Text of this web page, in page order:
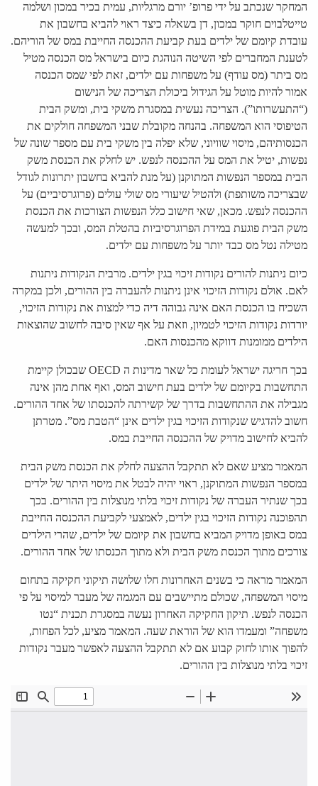
המחקר שנכתב על ידי פרופ’ יורם מרגליות, עמית בכיר במכון ושלמה
טייטלבוים חוקר במכון, דן בשאלה כיצד ראוי להביא בחשבון את
עובדת קיומם של ילדים בעת קביעת ההכנסה החייבת במס של הוריהם.
לטענת המחברים לפי השיטה הנוהגת כיום בישראל מס הכנסה מטיל
מס ביתר (מס עודף) על משפחות עם ילדים, זאת לפי שמס הכנסה
אמור להיות מוטל על הגידול ביכולת הצריכה של הנישום
(“התעשרותו”). הצריכה נעשית במסגרת משקי בית, ומשק הבית
הטיפוסי הוא המשפחה. בהנחה מקובלת שבני המשפחה חולקים את
הכנסותיהם, מיסוי שוויוני, שלא יפלה בין משקי בית עם מספר שונה של
נפשות, יטיל את המס על ההכנסה לנפש. יש לחלק את הכנסת משק
הבית במספר הנפשות המתוקנן (על מנת להביא בחשבון יתרונות לגודל
שבצריכה משותפת) ולהטיל שיעורי מס שולי עולים (פרוגרסיביים) על
ההכנסה לנפש. מכאן, שאי חישוב כלל הנפשות הצורכות את הכנסת
משק הבית פוגעת במידת הפרוגרסיביות בהטלת המס, ובכך למעשה
מטילה נטל מס כבד יותר על משפחות עם ילדים.
כיום ניתנות להורים נקודות זיכוי בגין ילדים. מרבית הנקודות ניתנות
לאם. אולם נקודות הזיכוי אינן ניתנות להעברה בין ההורים, ולכן במקרה
השכיח בו הכנסת האם אינה גבוהה דיה כדי למצות את נקודות הזיכוי,
יורדות נקודות הזיכוי לטמיון, וזאת על אף שאין סיבה לחשוב שהוצאות
הילדים ממומנות דווקא מהכנסות האם.
בכך חריגה ישראל לעומת כל שאר מדינות ה OECD שבכולן קיימת
התחשבות בקיומם של ילדים בעת חישוב המס, ואף אחת מהן אינה
מגבילה את ההתחשבות בדרך של קשירתה להכנסתו של אחד ההורים.
חשוב להדגיש שנקודות הזיכוי בגין ילדים אינן “הטבת מס”. מטרתן
להביא לחישוב מדויק של ההכנסה החייבת במס.
המאמר מציע שאם לא תתקבל ההצעה לחלק את הכנסת משק הבית
במספר הנפשות המתוקנן, ראוי יהיה לבטל את מיסוי היתר של ילדים
בכך שנתיר העברה של נקודות זיכוי בלתי מנוצלות בין ההורים. בכך
תהפוכנה נקודות הזיכוי בגין ילדים, לאמצעי לקביעת ההכנסה החייבת
במס באופן מדויק המביא בחשבון את קיומם של ילדים, שהרי הילדים
צורכים מתוך הכנסת משק הבית ולא מתוך הכנסתו של אחד ההורים.
המאמר מראה כי בשנים האחרונות חלו שלושה תיקוני חקיקה בתחום
מיסוי המשפחה, שכולם מתיישבים עם המגמה של מעבר למיסוי על פי
הכנסה לנפש. תיקון החקיקה האחרון נעשה במסגרת תכנית “נטו
משפחה” ומעמדו הוא של הוראת שעה. המאמר מציע, לכל הפחות,
להפוך אותו לחוק קבוע אם לא תתקבל ההצעה לאפשר מעבר נקודות
זיכוי בלתי מנוצלות בין ההורים.